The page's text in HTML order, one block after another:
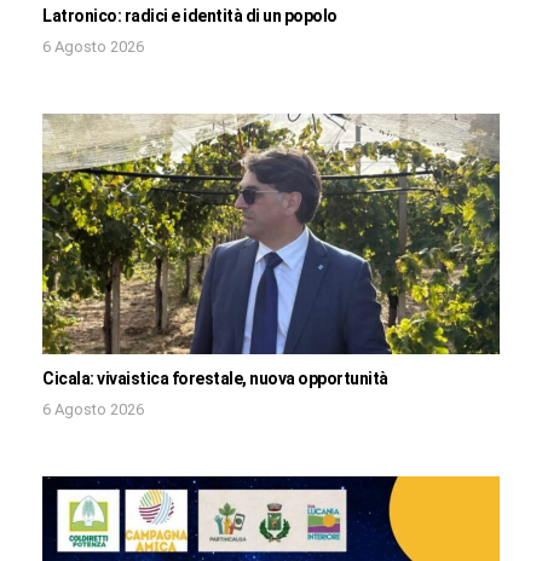
Latronico: radici e identità di un popolo
6 Agosto 2026
Cicala: vivaistica forestale, nuova opportunità
6 Agosto 2026